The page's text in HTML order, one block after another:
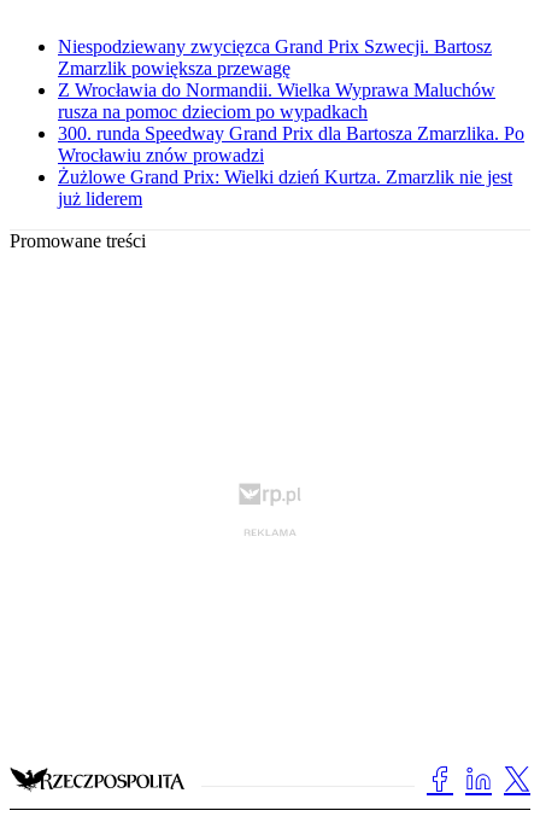
Niespodziewany zwycięzca Grand Prix Szwecji. Bartosz
Zmarzlik powiększa przewagę
Z Wrocławia do Normandii. Wielka Wyprawa Maluchów
rusza na pomoc dzieciom po wypadkach
300. runda Speedway Grand Prix dla Bartosza Zmarzlika. Po
Wrocławiu znów prowadzi
Żużlowe Grand Prix: Wielki dzień Kurtza. Zmarzlik nie jest
już liderem
Promowane treści